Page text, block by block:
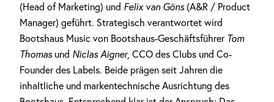
(Head of Marketing) und Felix van Göns(A&R / Product
Manager) geführt. Strategisch verantwortet wird
Bootshaus Music von Bootshaus-Geschäftsführer Tom
Thomasund Niclas Aigner, CCO des Clubs und Co-
Founder des Labels. Beide prägen seit Jahren die
inhaltliche und markentechnische Ausrichtung des